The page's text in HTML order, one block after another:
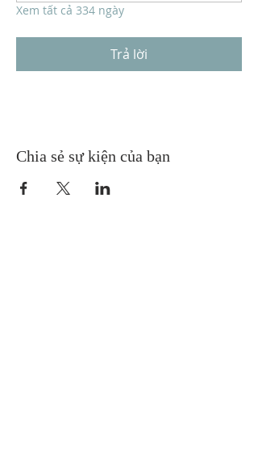
Xem tất cả 334 ngày
Trả lời
Chia sẻ sự kiện của bạn